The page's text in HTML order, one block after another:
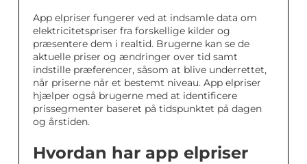
App elpriser fungerer ved at indsamle data om
elektricitetspriser fra forskellige kilder og
præsentere dem i realtid. Brugerne kan se de
aktuelle priser og ændringer over tid samt
indstille præferencer, såsom at blive underrettet,
når priserne når et bestemt niveau. App elpriser
hjælper også brugerne med at identificere
prissegmenter baseret på tidspunktet på dagen
og årstiden.
Hvordan har app elpriser